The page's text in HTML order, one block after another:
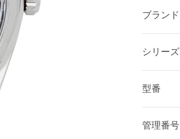
ブランド
シリーズ
型番
管理番号